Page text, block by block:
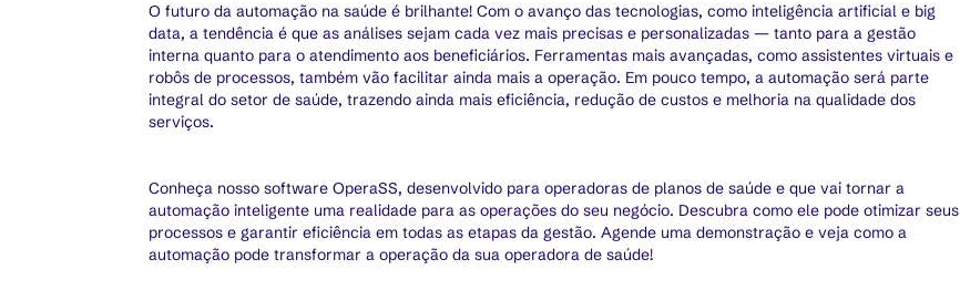
O futuro da automação na saúde é brilhante! Com o avanço das tecnologias, como inteligência artificial e big
data, a tendência é que as análises sejam cada vez mais precisas e personalizadas — tanto para a gestão
interna quanto para o atendimento aos beneficiários. Ferramentas mais avançadas, como assistentes virtuais e
robôs de processos, também vão facilitar ainda mais a operação. Em pouco tempo, a automação será parte
integral do setor de saúde, trazendo ainda mais eficiência, redução de custos e melhoria na qualidade dos
serviços.
Conheça nosso software OperaSS, desenvolvido para operadoras de planos de saúde e que vai tornar a
automação inteligente uma realidade para as operações do seu negócio. Descubra como ele pode otimizar seus
processos e garantir eficiência em todas as etapas da gestão. Agende uma demonstração e veja como a
automação pode transformar a operação da sua operadora de saúde!